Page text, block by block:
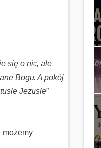
się o nic, ale
Bogu. A pokój
Jezusie”
możemy